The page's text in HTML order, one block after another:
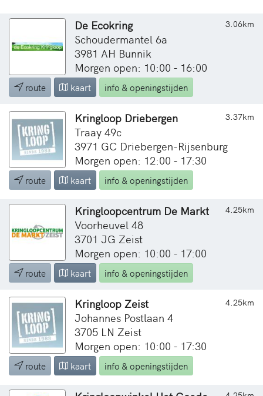
3.06km
De Ecokring
Schoudermantel 6a
3981 AH Bunnik
Morgen open: 10:00 - 16:00
route kaart info & openingstijden
3.37km
Kringloop Driebergen
Traay 49c
3971 GC Driebergen-Rijsenburg
Morgen open: 12:00 - 17:30
route kaart info & openingstijden
4.25km
Kringloopcentrum De Markt
Voorheuvel 48
3701 JG Zeist
Morgen open: 10:00 - 17:00
route kaart info & openingstijden
4.25km
Kringloop Zeist
Johannes Postlaan 4
3705 LN Zeist
Morgen open: 10:00 - 17:30
route kaart info & openingstijden